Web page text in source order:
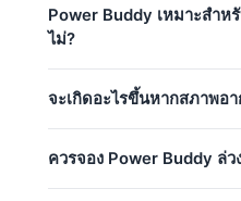
ภายในไม่กี่นาที
กัปตัน & ลูกเรือมืออาชีพ
อุปกรณ์พื้นฐาน & อุปก
เรือส่วนตัวพร้อมกัปตัน
Power Buddy เหมาะสำห
ไม่?
ครอบครัว!
ราคาพิเศษสำหรับเด็ก
สูงสุด 50 ท่าน — พื้นที่
จะเกิดอะไรขึ้นหากสภาพอ
สภาพอากาศไม่ปลอดภัยสำห
ประกาศจากกรมเจ้าท่าไทย
ควรจอง Power Buddy ล่ว